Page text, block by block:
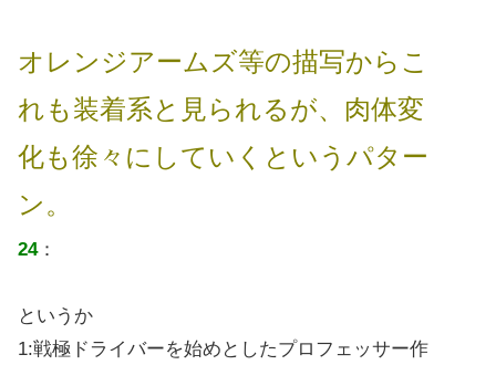
オレンジアームズ等の描写からこ
れも装着系と見られるが、肉体変
化も徐々にしていくというパター
ン。
24：
というか
1:戦極ドライバーを始めとしたプロフェッサー作